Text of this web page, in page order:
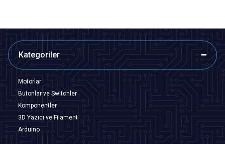
Kategoriler
Motorlar
Butonlar ve Switchler
Komponentler
3D Yazıcı ve Filament
Arduino